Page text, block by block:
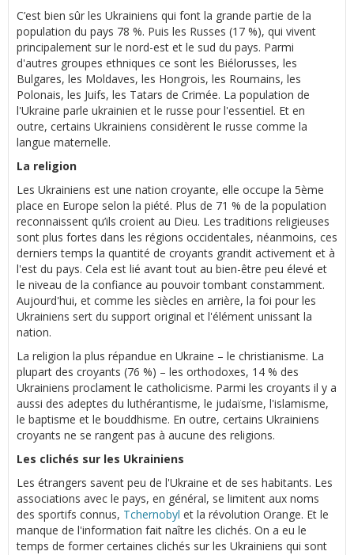
C’est bien sûr les Ukrainiens qui font la grande partie de la
population du pays 78 %. Puis les Russes (17 %), qui vivent
principalement sur le nord-est et le sud du pays. Parmi
d'autres groupes ethniques ce sont les Biélorusses, les
Bulgares, les Moldaves, les Hongrois, les Roumains, les
Polonais, les Juifs, les Tatars de Crimée. La population de
l'Ukraine parle ukrainien et le russe pour l'essentiel. Et en
outre, certains Ukrainiens considèrent le russe comme la
langue maternelle.
La religion
Les Ukrainiens est une nation croyante, elle occupe la 5ème
place en Europe selon la piété. Plus de 71 % de la population
reconnaissent qu’ils croient au Dieu. Les traditions religieuses
sont plus fortes dans les régions occidentales, néanmoins, ces
derniers temps la quantité de croyants grandit activement et à
l'est du pays. Cela est lié avant tout au bien-être peu élevé et
le niveau de la confiance au pouvoir tombant constamment.
Aujourd'hui, et comme les siècles en arrière, la foi pour les
Ukrainiens sert du support original et l'élément unissant la
nation.
La religion la plus répandue en Ukraine – le christianisme. La
plupart des croyants (76 %) – les orthodoxes, 14 % des
Ukrainiens proclament le catholicisme. Parmi les croyants il y a
aussi des adeptes du luthérantisme, le judaïsme, l'islamisme,
le baptisme et le bouddhisme. En outre, certains Ukrainiens
croyants ne se rangent pas à aucune des religions.
Les clichés sur les Ukrainiens
Les étrangers savent peu de l'Ukraine et de ses habitants. Les
associations avec le pays, en général, se limitent aux noms
des sportifs connus, Tchernobyl et la révolution Orange. Et le
manque de l'information fait naître les clichés. On a eu le
temps de former certaines clichés sur les Ukrainiens qui sont